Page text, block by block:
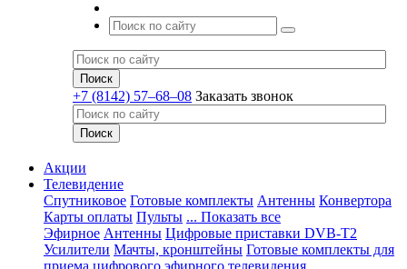
+7 (8142) 57–68–08 Заказать звонок
Акции
Телевидение
Спутниковое Готовые комплекты Антенны Конвертора
Карты оплаты Пульты ... Показать все
Эфирное Антенны Цифровые приставки DVB-T2
Усилители Мачты, кронштейны Готовые комплекты для
приема цифрового эфирного телевидения